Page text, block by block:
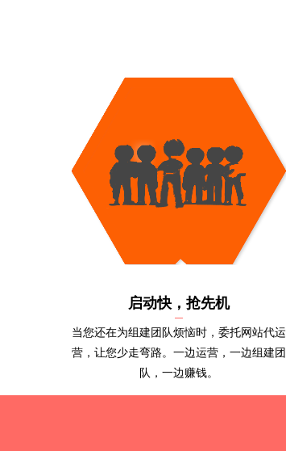
启动快，抢先机
当您还在为组建团队烦恼时，委托网站代运
营，让您少走弯路。一边运营，一边组建团
队，一边赚钱。